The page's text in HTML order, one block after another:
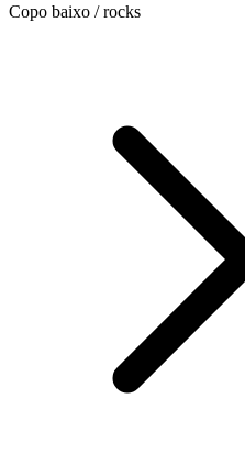
Copo baixo / rocks